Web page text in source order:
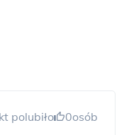
polubiło 0osób